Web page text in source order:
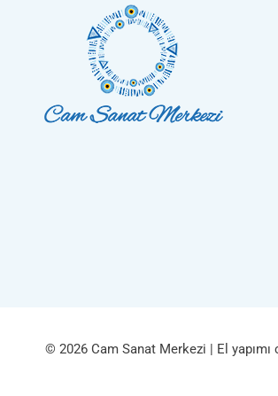
© 2026 Cam Sanat Merkezi | El yapımı